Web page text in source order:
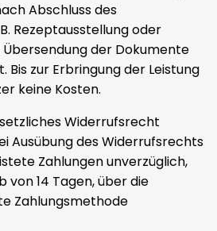
Abschluss des
Rezeptausstellung oder
der Dokumente
zur Erbringung der Leistung
keine Kosten.
Widerrufsrecht
Ausübung des Widerrufsrechts
Zahlungen unverzüglich,
14 Tagen, über die
Zahlungsmethode